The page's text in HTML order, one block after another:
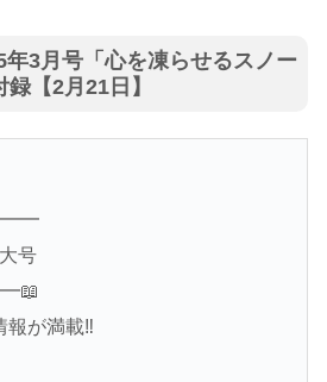
3月号「心を凍らせるスノー
【2月21日】
号
報が満載‼️